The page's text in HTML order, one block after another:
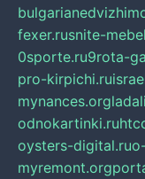
fexer.rusnite-
0sporte.ru9rota-
pro-kirpichi.ru
mynances.org
odnokartinki.ru
oysters-digital.ru
myremont.org